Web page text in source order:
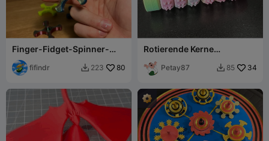
Finger-Fidget-Spinner-
Spielzeug
fifindr  223 80
Rotierende Kerne
Spielzeug
Petay87  85 34